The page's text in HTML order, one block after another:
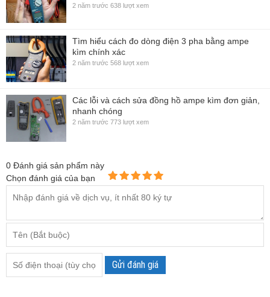
2 năm trước 638 lượt xem
Tìm hiểu cách đo dòng điện 3 pha bằng ampe
kìm chính xác
2 năm trước 568 lượt xem
Các lỗi và cách sửa đồng hồ ampe kìm đơn giản,
nhanh chóng
2 năm trước 773 lượt xem
0 Đánh giá sản phẩm này
Chọn đánh giá của bạn
Gửi đánh giá